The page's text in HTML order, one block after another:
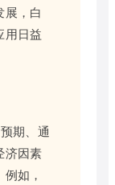
展，白
用日益
期、通
济因素
如，